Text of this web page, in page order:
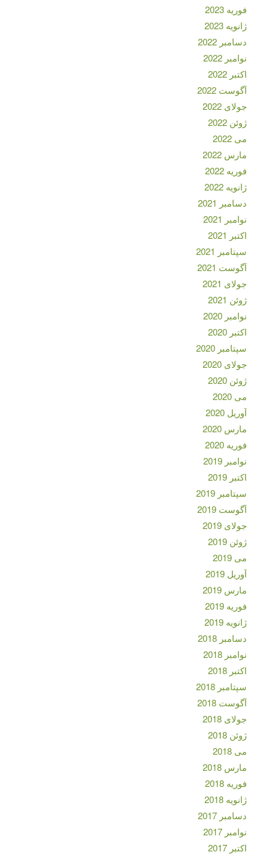
فوریه 2023
ژانویه 2023
دسامبر 2022
نوامبر 2022
اکتبر 2022
آگوست 2022
جولای 2022
ژوئن 2022
می 2022
مارس 2022
فوریه 2022
ژانویه 2022
دسامبر 2021
نوامبر 2021
اکتبر 2021
سپتامبر 2021
آگوست 2021
جولای 2021
ژوئن 2021
نوامبر 2020
اکتبر 2020
سپتامبر 2020
جولای 2020
ژوئن 2020
می 2020
آوریل 2020
مارس 2020
فوریه 2020
نوامبر 2019
اکتبر 2019
سپتامبر 2019
آگوست 2019
جولای 2019
ژوئن 2019
می 2019
آوریل 2019
مارس 2019
فوریه 2019
ژانویه 2019
دسامبر 2018
نوامبر 2018
اکتبر 2018
سپتامبر 2018
آگوست 2018
جولای 2018
ژوئن 2018
می 2018
مارس 2018
فوریه 2018
ژانویه 2018
دسامبر 2017
نوامبر 2017
اکتبر 2017